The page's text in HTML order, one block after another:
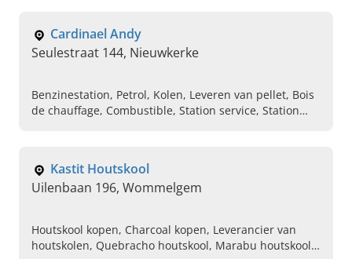
Cardinael Andy
Seulestraat 144, Nieuwkerke
Benzinestation, Petrol, Kolen, Leveren van pellet, Bois
de chauffage, Combustible, Station service, Station
Kastit Houtskool
Uilenbaan 196, Wommelgem
Houtskool kopen, Charcoal kopen, Leverancier van
houtskolen, Quebracho houtskool, Marabu houtskool ,